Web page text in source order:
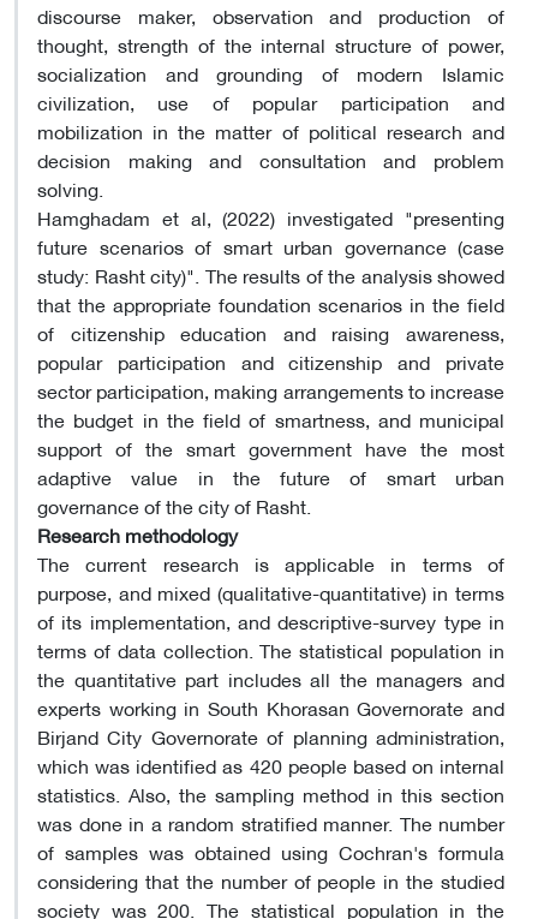
discourse maker, observation and production of
thought, strength of the internal structure of power,
socialization and grounding of modern Islamic
civilization, use of popular participation and
mobilization in the matter of political research and
decision making and consultation and problem
solving.
Hamghadam et al, (2022) investigated "presenting
future scenarios of smart urban governance (case
study: Rasht city)". The results of the analysis showed
that the appropriate foundation scenarios in the field
of citizenship education and raising awareness,
popular participation and citizenship and private
sector participation, making arrangements to increase
the budget in the field of smartness, and municipal
support of the smart government have the most
adaptive value in the future of smart urban
governance of the city of Rasht.
Research methodology
The current research is applicable in terms of
purpose, and mixed (qualitative-quantitative) in terms
of its implementation, and descriptive-survey type in
terms of data collection. The statistical population in
the quantitative part includes all the managers and
experts working in South Khorasan Governorate and
Birjand City Governorate of planning administration,
which was identified as 420 people based on internal
statistics. Also, the sampling method in this section
was done in a random stratified manner. The number
of samples was obtained using Cochran's formula
considering that the number of people in the studied
society was 200. The statistical population in the